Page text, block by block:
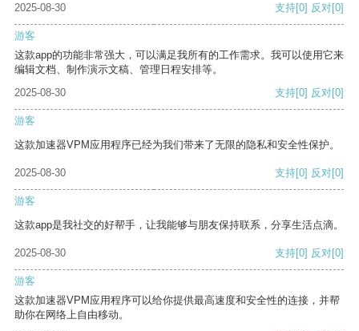
2025-08-30 支持[0] 反对[0]
游客
这款app的功能非常强大，可以满足我所有的工作需求。我可以使用它来
编辑文档、制作演示文稿、管理日程安排等。
2025-08-30
支持[0] 反对[0]
游客
这款加速器VPM应用程序已经为我们带来了无限的隐私和安全性保护。
2025-08-30 支持[0] 反对[0]
游客
这款app是我社交的好帮手，让我能够与朋友保持联系，分享生活点滴。
2025-08-30 支持[0] 反对[0]
游客
这款加速器VPM应用程序可以给你提供最高速度和安全性的连接，并帮
助你在网络上自由移动。